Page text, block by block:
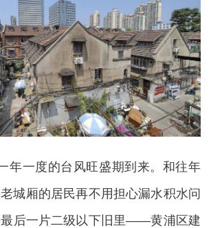
一度的台风旺盛期到来。和往年
城厢的居民再不用担心漏水积水问
最后一片二级以下旧里——黄浦区建